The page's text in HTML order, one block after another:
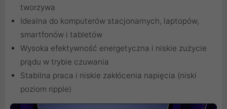
tworzywa
Idealna do komputerów stacjonarnych, laptopów,
smartfonów i tabletów
Wysoka efektywność energetyczna i niskie zużycie
prądu w trybie czuwania
Stabilna praca i niskie zakłócenia napięcia (niski
poziom ripple)